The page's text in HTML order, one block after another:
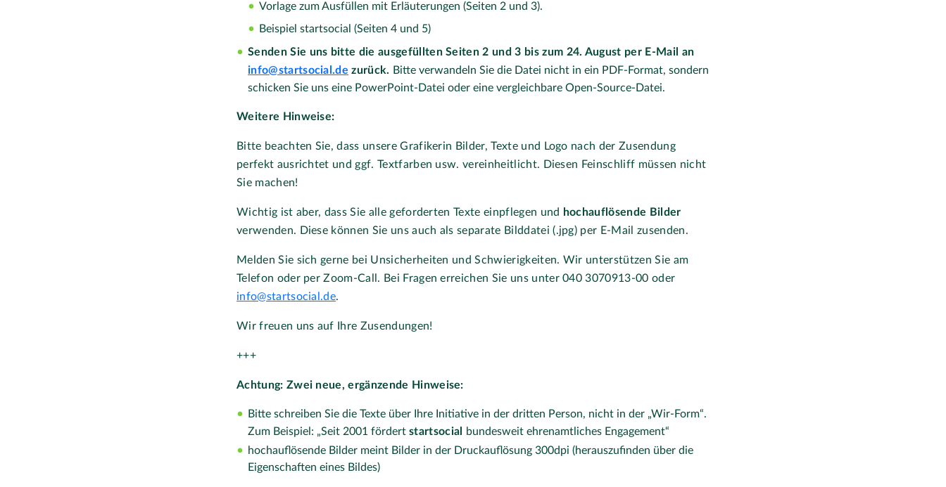
Vorlage zum Ausfüllen mit Erläuterungen (Seiten 2 und 3).
Beispiel startsocial (Seiten 4 und 5)
Senden Sie uns bitte die ausgefüllten Seiten 2 und 3 bis zum 24. August per E-Mail an
info@startsocial.de zurück. Bitte verwandeln Sie die Datei nicht in ein PDF-Format, sondern
schicken Sie uns eine PowerPoint-Datei oder eine vergleichbare Open-Source-Datei.
Weitere Hinweise:
Bitte beachten Sie, dass unsere Grafikerin Bilder, Texte und Logo nach der Zusendung
perfekt ausrichtet und ggf. Textfarben usw. vereinheitlicht. Diesen Feinschliff müssen nicht
Sie machen!
Wichtig ist aber, dass Sie alle geforderten Texte einpflegen und
hochauflösende Bilder
verwenden. Diese können Sie uns auch als separate Bilddatei (.jpg) per E-Mail zusenden.
Melden Sie sich gerne bei Unsicherheiten und Schwierigkeiten. Wir unterstützen Sie am
Telefon oder per Zoom-Call. Bei Fragen erreichen Sie uns unter 040 3070913-00 oder
info@startsocial.de.
Wir freuen uns auf Ihre Zusendungen!
+++
Achtung: Zwei neue, ergänzende Hinweise:
Bitte schreiben Sie die Texte über Ihre Initiative in der dritten Person, nicht in der „Wir-Form“.
Zum Beispiel: „Seit 2001 fördert startsocial
bundesweit ehrenamtliches Engagement“
hochauflösende Bilder meint Bilder in der Druckauflösung 300dpi (herauszufinden über die
Eigenschaften eines Bildes)